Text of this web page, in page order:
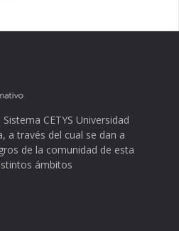
CETYS Universidad
a través del cual se dan a
de la comunidad de esta
ámbitos